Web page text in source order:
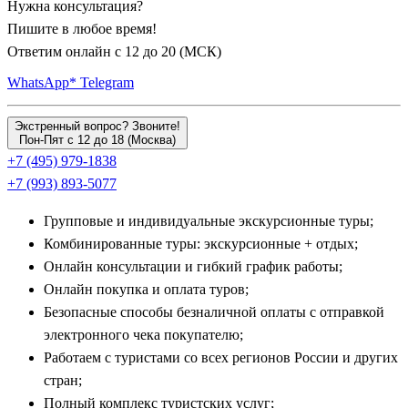
храмом Суздальской земли.
Важнейшей вехой любого путешествия становится
величественныйВладимир
легендарные Золотые ворота, парадный Успенский собор с
фресками Андрея Рублева и резной Дмитриевский собор.
Исторические поездки во Владимир практически всегда
совмещают с визитом в соседнее
резиденция князя Андрея Боголюбского, и к всемирно
известному храму Покрова на Нерли, изящно стоящему
посреди заливного луга.
Очарование малых городов: Переславль-
Залесский, Иваново и Александров
На берегу живописного Плещеева озера раскинулся
Переславль-Залесский
Нужна консультация?
Пишите в любое время!
Ответим онлайн с 12 до 20 (МСК)
WhatsApp* Telegram
Экстренный вопрос? Звоните!
Пон-Пят с 12 до 18 (Москва)
+7 (495) 979-1838
+7 (993) 893-5077
Групповые и индивидуальные экскурсионные туры;
Комбинированные туры: экскурсионные + отдых;
Онлайн консультации и гибкий график работы;
Онлайн покупка и оплата туров;
Безопасные способы безналичной оплаты с отправкой
электронного чека покупателю;
Работаем с туристами со всех регионов России и других
стран;
Полный комплекс туристских услуг;